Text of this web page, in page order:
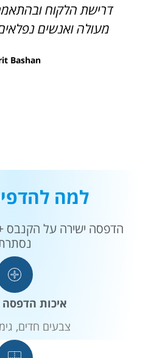
דרישת הלקוח
מעולה ואנשים
Bashan
למה
הדפסה ישירה על הקנבס
איכות הדפסה
צבעים חדים,